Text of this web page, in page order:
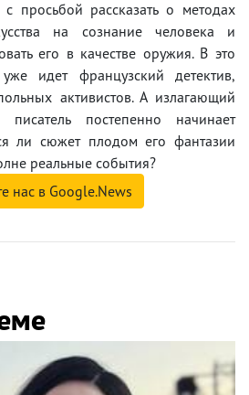
просьбой рассказать о методах
на сознание человека и
его в качестве оружия. В это
идет французский детектив,
активистов. А излагающий
постепенно начинает
ли сюжет плодом его фантазии
реальные события?
нас в Google.News